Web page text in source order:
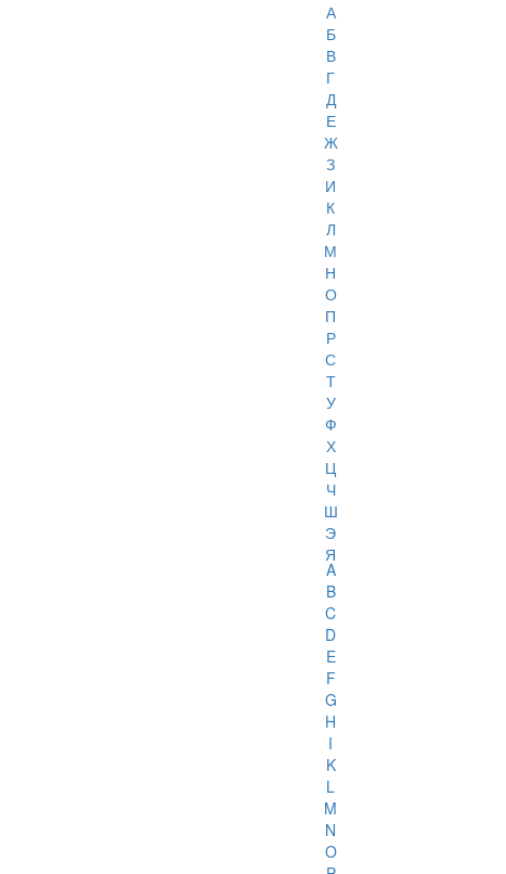
А
Б
В
Г
Д
Е
Ж
З
И
К
Л
М
Н
О
П
Р
С
Т
У
Ф
Х
Ц
Ч
Ш
Э
Я
A
B
C
D
E
F
G
H
I
K
L
M
N
O